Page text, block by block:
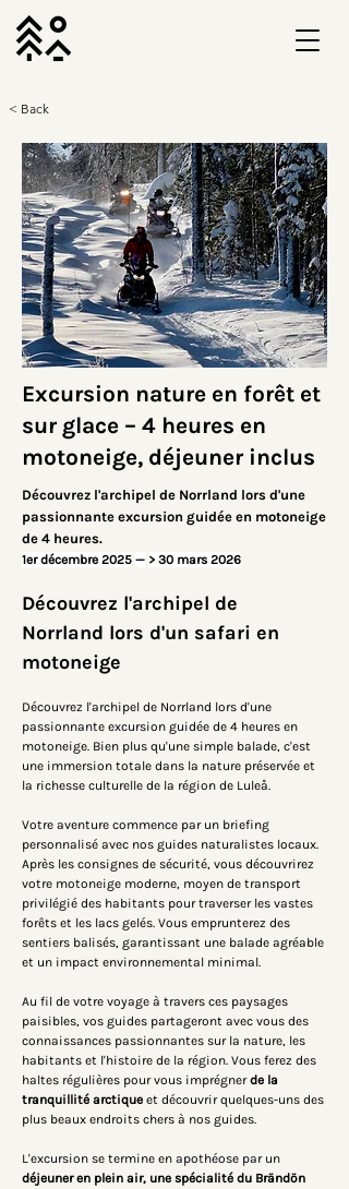
< Back
Excursion nature en forêt et
sur glace – 4 heures en
motoneige, déjeuner inclus
Découvrez l'archipel de Norrland lors d'une
passionnante excursion guidée en motoneige
de 4 heures.
1er décembre 2025 — > 30 mars 2026
Découvrez l'archipel de
Norrland lors d'un safari en
motoneige
Découvrez l'archipel de Norrland lors d'une
passionnante excursion guidée de 4 heures en
motoneige. Bien plus qu'une simple balade, c'est
une immersion totale dans la nature préservée et
la richesse culturelle de la région de Luleå.
Votre aventure commence par un briefing
personnalisé avec nos guides naturalistes locaux.
Après les consignes de sécurité, vous découvrirez
votre motoneige moderne, moyen de transport
privilégié des habitants pour traverser les vastes
forêts et les lacs gelés. Vous emprunterez des
sentiers balisés, garantissant une balade agréable
et un impact environnemental minimal.
Au fil de votre voyage à travers ces paysages
paisibles, vos guides partageront avec vous des
connaissances passionnantes sur la nature, les
habitants et l'histoire de la région. Vous ferez des
haltes régulières pour vous imprégner de la
tranquillité arctique et découvrir quelques-uns des
plus beaux endroits chers à nos guides.
L'excursion se termine en apothéose par un
déjeuner en plein air, une spécialité du Brändön